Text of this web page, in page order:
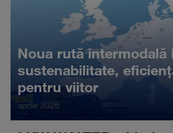
Noua rută intermodală
sustenabilitate,
pentru viitor
aprilie 2026